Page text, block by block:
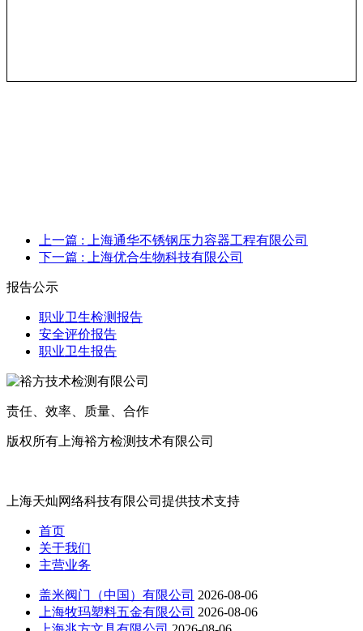
上一篇 : 上海通华不锈钢压力容器工程有限公司
下一篇 : 上海优合生物科技有限公司
报告公示
职业卫生检测报告
安全评价报告
职业卫生报告
责任、效率、质量、合作
版权所有上海裕方检测技术有限公司
上海天灿网络科技有限公司提供技术支持
首页
关于我们
主营业务
盖米阀门（中国）有限公司 2026-08-06
上海牧玛塑料五金有限公司 2026-08-06